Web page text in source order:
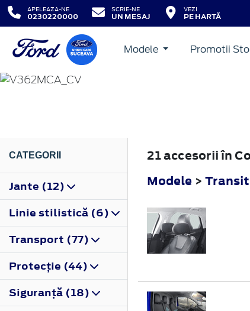
APELEAZA-NE
0230220000
SCRIE-NE
UN MESAJ
VEZI
PE HARTĂ
Modele Promotii
TRANSIT CUSTOM
CATEGORII
Jante (12)
Linie stilistică (6)
Transport (77)
Protecţie (44)
Siguranţă (18)
21 accesorii în
Modele >